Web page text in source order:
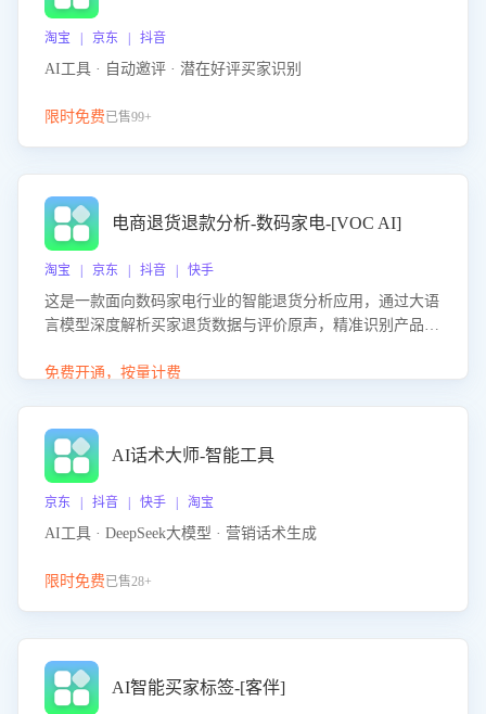
淘宝 | 京东 | 抖音
AI工具 · 自动邀评 · 潜在好评买家识别
限时免费已售99+
电商退货退款分析-数码家电-[VOC AI]
淘宝 | 京东 | 抖音 | 快手
这是一款面向数码家电行业的智能退货分析应用，通过大语
言模型深度解析买家退货数据与评价原声，精准识别产品质
改进建议，通过挖掘用户痛点驱动产品迭代，从根本上降低
免费开通，按量计费
AI话术大师-智能工具
京东 | 抖音 | 快手 | 淘宝
AI工具 · DeepSeek大模型 · 营销话术生成
限时免费已售28+
AI智能买家标签-[客伴]